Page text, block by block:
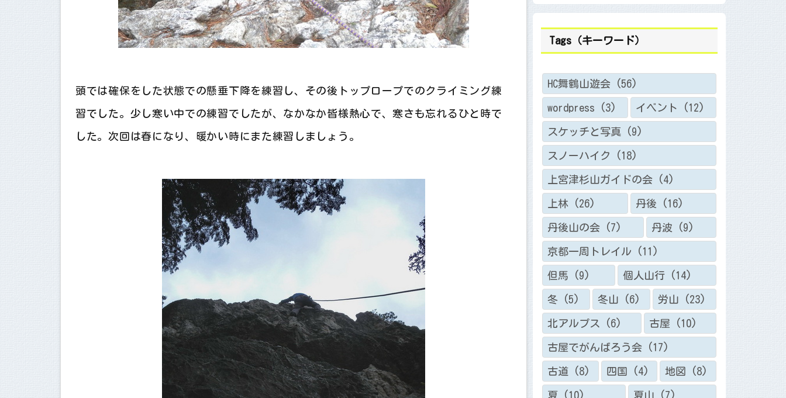
頭では確保をした状態での懸垂下降を練習し、その後トップロープでのクライミング練
習でした。少し寒い中での練習でしたが、なかなか皆様熱心で、寒さも忘れるひと時で
した。次回は春になり、暖かい時にまた練習しましょう。
h
i
過
記
事
）
Tags（キーワード）
HC舞鶴山遊会 (56)
wordpress (3) イベント (12)
スケッチと写真 (9)
スノーハイク (18)
上宮津杉山ガイドの会 (4)
上林 (26) 丹後 (16)
丹後山の会 (7) 丹波 (9)
京都一周トレイル (11)
但馬 (9) 個人山行(14)
冬 (5) 冬山 (6) 労山 (23)
北アルプス (6) 古屋 (10)
古屋でがんばろう会 (17)
古道 (8) 四国 (4) 地図 (8)
夏 (10) 夏山 (7)